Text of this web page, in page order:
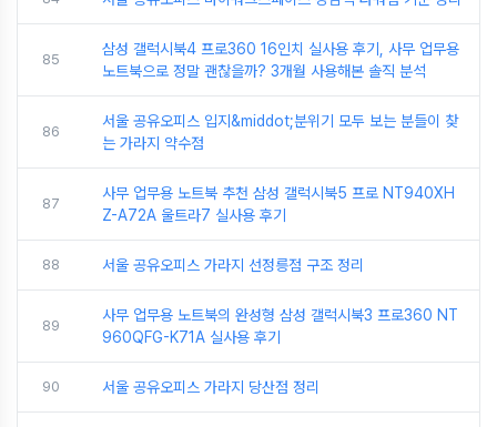
85
삼성 갤럭시북4 프로360 16인치 실사용 후기, 사무 업무용
노트북으로 정말 괜찮을까? 3개월 사용해본 솔직 분석
86
서울 공유오피스 입지&middot;분위기 모두 보는 분들이 찾
는 가라지 약수점
87
사무 업무용 노트북 추천 삼성 갤럭시북5 프로 NT940XH
Z-A72A 울트라7 실사용 후기
88 서울 공유오피스 가라지 선정릉점 구조 정리
89
사무 업무용 노트북의 완성형 삼성 갤럭시북3 프로360 NT
960QFG-K71A 실사용 후기
90 서울 공유오피스 가라지 당산점 정리